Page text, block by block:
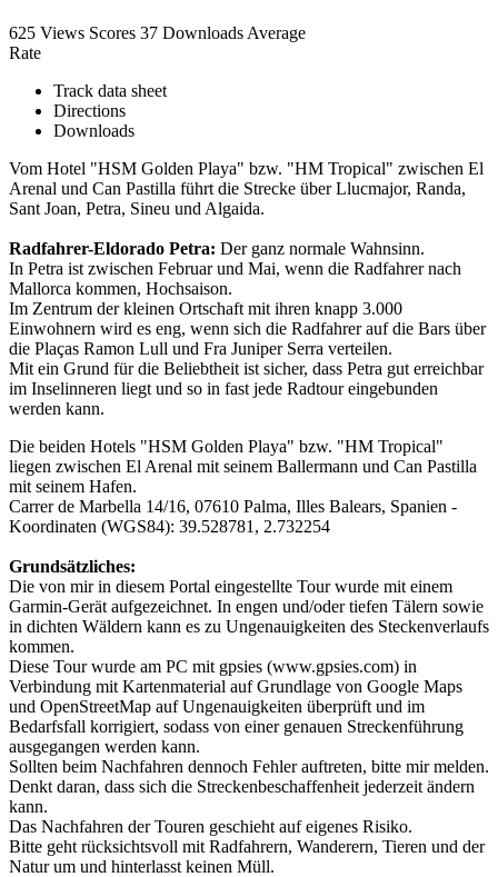
625 Views Scores 37 Downloads Average
Rate
Track data sheet
Directions
Downloads
Vom Hotel "HSM Golden Playa" bzw. "HM Tropical" zwischen El
Arenal und Can Pastilla führt die Strecke über Llucmajor, Randa,
Sant Joan, Petra, Sineu und Algaida.
Radfahrer-Eldorado Petra: Der ganz normale Wahnsinn.
In Petra ist zwischen Februar und Mai, wenn die Radfahrer nach
Mallorca kommen, Hochsaison.
Im Zentrum der kleinen Ortschaft mit ihren knapp 3.000
Einwohnern wird es eng, wenn sich die Radfahrer auf die Bars über
die Plaças Ramon Lull und Fra Juniper Serra verteilen.
Mit ein Grund für die Beliebtheit ist sicher, dass Petra gut erreichbar
im Inselinneren liegt und so in fast jede Radtour eingebunden
werden kann.
Die beiden Hotels "HSM Golden Playa" bzw. "HM Tropical"
liegen zwischen El Arenal mit seinem Ballermann und Can Pastilla
mit seinem Hafen.
Carrer de Marbella 14/16, 07610 Palma, Illes Balears, Spanien -
Koordinaten (WGS84): 39.528781, 2.732254
Grundsätzliches:
Die von mir in diesem Portal eingestellte Tour wurde mit einem
Garmin-Gerät aufgezeichnet. In engen und/oder tiefen Tälern sowie
in dichten Wäldern kann es zu Ungenauigkeiten des Steckenverlaufs
kommen.
Diese Tour wurde am PC mit gpsies (www.gpsies.com) in
Verbindung mit Kartenmaterial auf Grundlage von Google Maps
und OpenStreetMap auf Ungenauigkeiten überprüft und im
Bedarfsfall korrigiert, sodass von einer genauen Streckenführung
ausgegangen werden kann.
Sollten beim Nachfahren dennoch Fehler auftreten, bitte mir melden.
Denkt daran, dass sich die Streckenbeschaffenheit jederzeit ändern
kann.
Das Nachfahren der Touren geschieht auf eigenes Risiko.
Bitte geht rücksichtsvoll mit Radfahrern, Wanderern, Tieren und der
Natur um und hinterlasst keinen Müll.